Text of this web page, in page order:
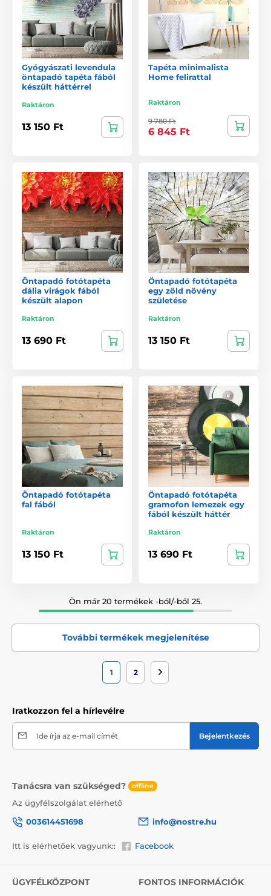
Gyógyászati ​​levendula
öntapadó tapéta fából
készült háttérrel
Raktáron
13 150 Ft
Tapéta minimalista
Home felirattal
Raktáron
9 780 Ft
6 845 Ft
Öntapadó fotótapéta
dália virágok fából
készült alapon
Raktáron
13 690 Ft
Öntapadó fotótapéta
egy zöld növény
születése
Raktáron
13 150 Ft
Öntapadó fotótapéta
fal fából
Raktáron
13 150 Ft
Öntapadó fotótapéta
gramofon lemezek egy
fából készült háttér
Raktáron
13 690 Ft
Ön már 20 termékek -ból/-ből 25.
További termékek megjelenítése
1 2
Iratkozzon fel a hírlevélre
Ide írja az e-mail címét Bejelentkezés
Tanácsra van szükséged? offline
Az ügyfélszolgálat elérhető
003614451698
info@nostre.hu
Itt is elérhetőek vagyunk:: Facebook
ÜGYFÉLKÖZPONT FONTOS INFORMÁCIÓK